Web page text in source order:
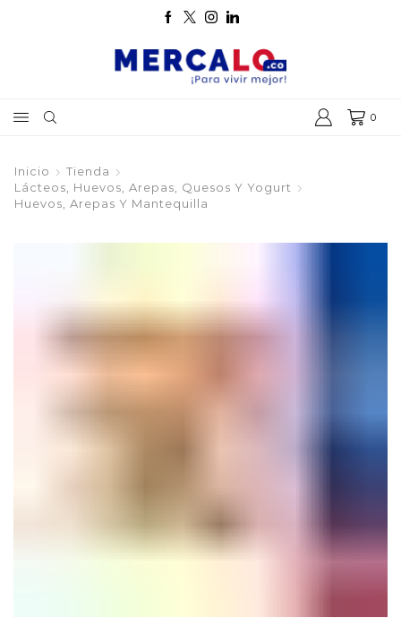
0
Inicio
Tienda
Lácteos, Huevos, Arepas, Quesos Y Yogurt
Huevos, Arepas Y Mantequilla